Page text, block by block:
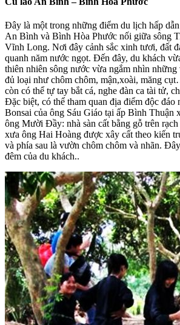
Đây là một trong những điểm du lịch hấp
An Bình và Bình Hòa Phước nối giữa sông
Vĩnh Long. Nơi đây cảnh sắc xinh tươi, đất
quanh năm nước ngọt. Đến đây, du khách
thiên nhiên sông nước vừa ngắm nhìn
đủ loại như chôm chôm, mận,xoài, măng
còn có thể tự tay bắt cá, nghe đàn ca tài tử,
Đặc biệt, có thể tham quan địa điểm độc đáo
Bonsai của ông Sáu Giáo tại ấp Bình Thuận
ông Mười Ðầy: nhà sàn cất bằng gỗ trên
xưa ông Hai Hoàng được xây cất theo kiến
và phía sau là vườn chôm chôm và nhãn.
đêm của du khách..